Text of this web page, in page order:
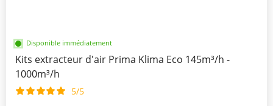
Disponible immédiatement
Kits extracteur d'air Prima Klima Eco 145m³/h -
1000m³/h
5/5